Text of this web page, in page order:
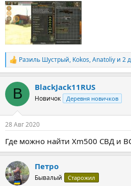
Р
е
к
и
Разиль Шустрый, Kokos,Anatoliy и 2
B BlackJack11RUS
Новичок Деревня новичков
28 Авг 2020
Где можно найти Xm500 СВД и
Петро
Бывалый Старожил